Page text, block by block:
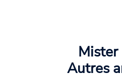
Mister
Autres